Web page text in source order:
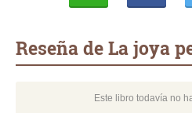
Reseña de La joya
Este libro todavía no